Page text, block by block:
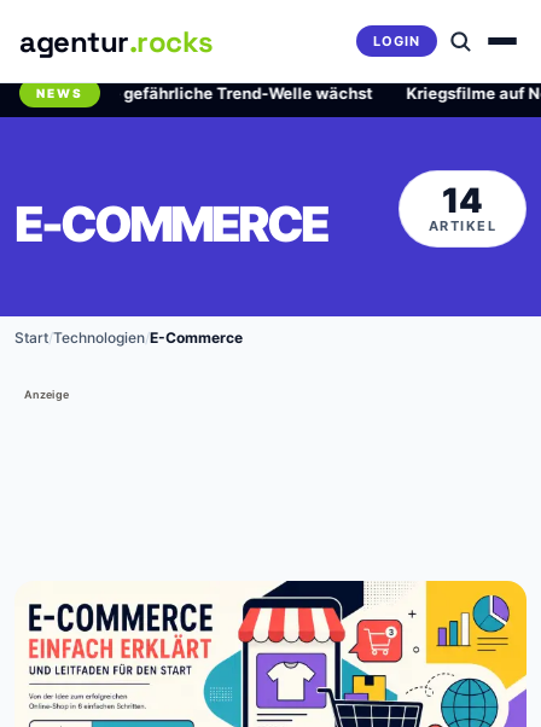
agentur.rocks LOGIN
NEWS
Breaking News Ticker
Die gefährliche Trend-Welle wächst· Kriegsfilme auf
E-COMMERCE 14
ARTIKEL
Start/Technologien/E-Commerce
Anzeige